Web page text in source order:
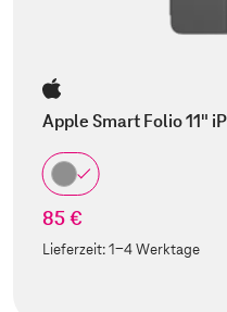
Apple Smart Folio 11"
85 €
Lieferzeit:1-4 Werktage